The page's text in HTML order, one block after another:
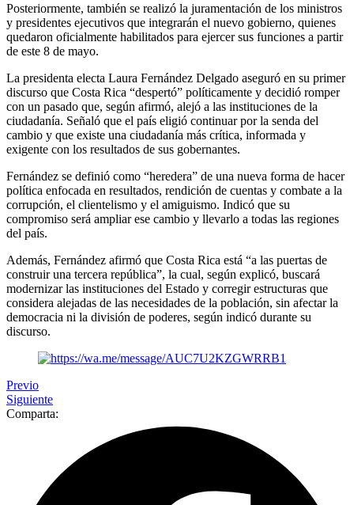
Posteriormente, también se realizó la juramentación de los ministros
y presidentes ejecutivos que integrarán el nuevo gobierno, quienes
quedaron oficialmente habilitados para ejercer sus funciones a partir
de este 8 de mayo.
La presidenta electa Laura Fernández Delgado aseguró en su primer
discurso que Costa Rica “despertó” políticamente y decidió romper
con un pasado que, según afirmó, alejó a las instituciones de la
ciudadanía. Señaló que el país eligió continuar por la senda del
cambio y que existe una ciudadanía más crítica, informada y
exigente con los resultados de sus gobernantes.
Fernández se definió como “heredera” de una nueva forma de hacer
política enfocada en resultados, rendición de cuentas y combate a la
corrupción, el clientelismo y el amiguismo. Indicó que su
compromiso será ampliar ese cambio y llevarlo a todas las regiones
del país.
Además, Fernández afirmó que Costa Rica está “a las puertas de
construir una tercera república”, la cual, según explicó, buscará
modernizar las instituciones del Estado y corregir estructuras que
considera alejadas de las necesidades de la población, sin afectar la
democracia ni la división de poderes, según indicó durante su
discurso.
Previo
Siguiente
Comparta: